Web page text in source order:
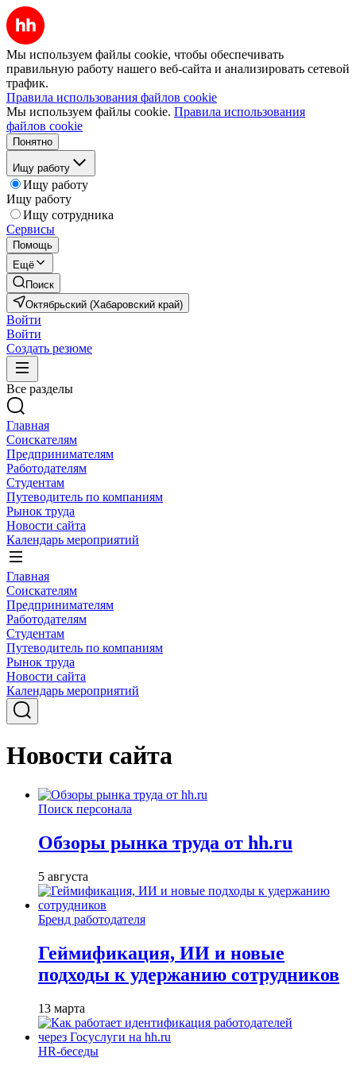
Мы используем файлы cookie, чтобы обеспечивать
правильную работу нашего веб-сайта и анализировать сетевой
трафик.
Правила использования файлов cookie
Мы используем файлы cookie. Правила использования
файлов cookie
Понятно
Ищу работу
Ищу работу
Ищу работу
Ищу сотрудника
Сервисы
Помощь
Ещё
Поиск
Октябрьский (Хабаровский край)
Войти
Войти
Создать резюме
Все разделы
Главная
Соискателям
Предпринимателям
Работодателям
Студентам
Путеводитель по компаниям
Рынок труда
Новости сайта
Календарь мероприятий
Главная
Соискателям
Предпринимателям
Работодателям
Студентам
Путеводитель по компаниям
Рынок труда
Новости сайта
Календарь мероприятий
Новости сайта
Поиск персонала
Обзоры рынка труда от hh.ru
5 августа
Бренд работодателя
Геймификация, ИИ и новые
подходы к удержанию сотрудников
13 марта
HR-беседы